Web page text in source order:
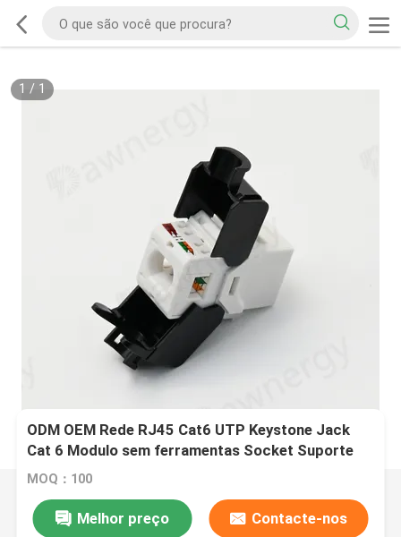
1 / 1
ODM OEM Rede RJ45 Cat6 UTP Keystone Jack
Cat 6 Modulo sem ferramentas Socket Suporte
Gigabit PoE 7 cores disponíveis
MOQ：100
Melhor preço Contacte-nos